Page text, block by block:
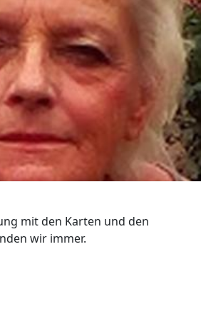
mit den Karten und den
wir immer.